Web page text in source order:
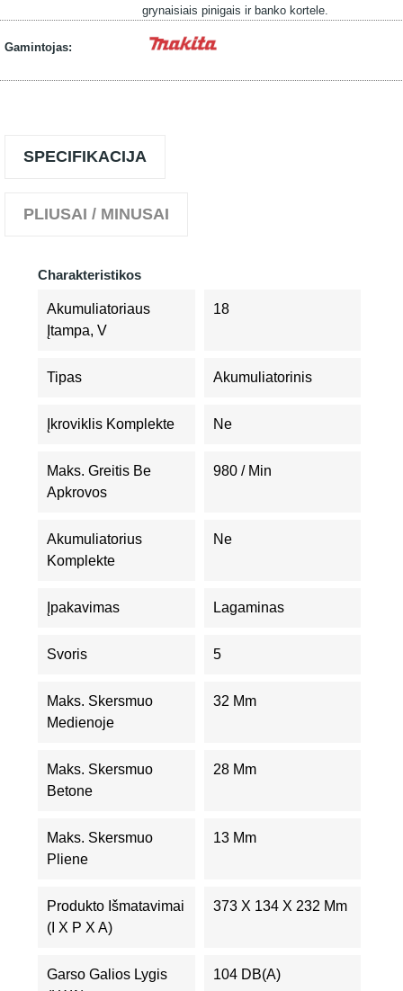
grynaisiais pinigais ir banko kortele.
Gamintojas:
SPECIFIKACIJA
PLIUSAI / MINUSAI
Charakteristikos
Akumuliatoriaus
Įtampa, V
18
Tipas Akumuliatorinis
Įkroviklis Komplekte Ne
Maks. Greitis Be
Apkrovos
980 / Min
Akumuliatorius
Komplekte
Ne
Įpakavimas Lagaminas
Svoris 5
Maks. Skersmuo
Medienoje
32 Mm
Maks. Skersmuo
Betone
28 Mm
Maks. Skersmuo
Pliene
13 Mm
Produkto Išmatavimai
(I X P X A)
373 X 134 X 232 Mm
Garso Galios Lygis
104 DB(A)